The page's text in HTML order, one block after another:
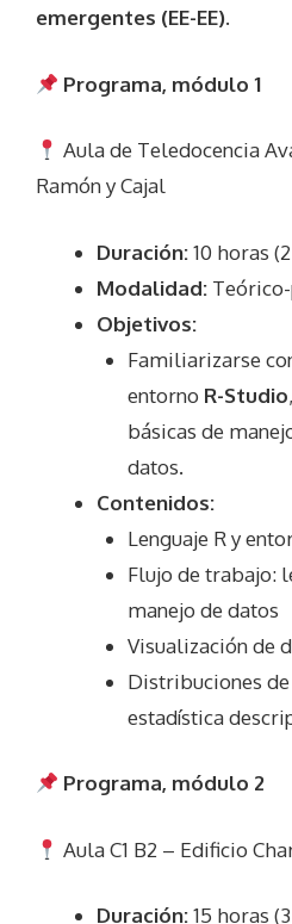
emergentes (EE-EE).
Programa, módulo 1
Aula de Teledocencia
Ramón y Cajal
Duración:10 horas
Modalidad:
Objetivos:
Familiarizarse
entorno R-Studio
básicas de
datos.
Contenidos:
Lenguaje R y
Flujo de trabajo:
manejo de datos
Visualización de
Distribuciones
estadística
Programa, módulo 2
Aula C1 B2 – Edificio
Duración:15 horas